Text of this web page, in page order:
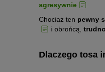
agresywnie
.
Chociaż ten pewny
i obrońcą,
Dlaczego tosa